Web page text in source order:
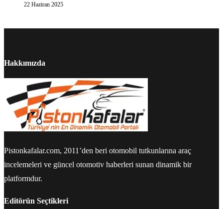
22 Haziran 2025
Hakkımızda
Pistonkafalar.com, 2011’den beri otomobil tutkunlarına araç
incelemeleri ve güncel otomotiv haberleri sunan dinamik bir
platformdur.
Editörün Seçtikleri